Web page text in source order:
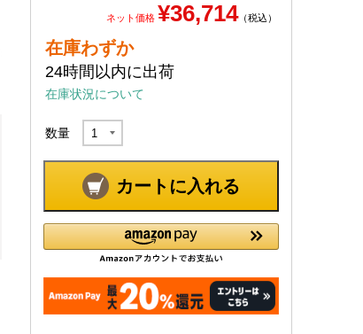
ネット価格 ¥36,714（税込）
在庫わずか
24時間以内に出荷
在庫状況について
数量
カートに入れる